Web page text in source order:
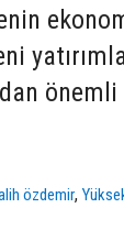
özdemir,